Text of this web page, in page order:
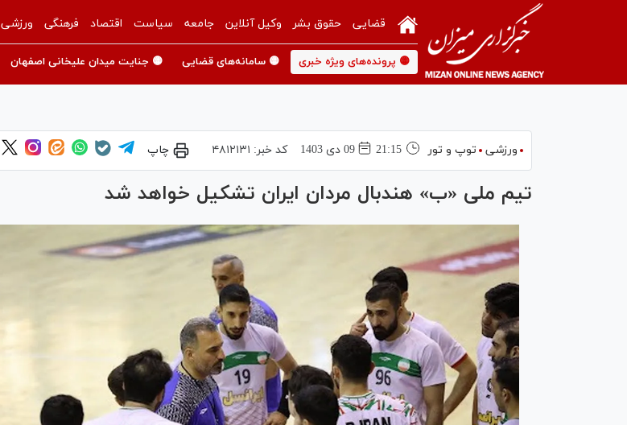
قضایی حقوق بشر وکیل آنلاین جامعه سیاست اقتصاد فرهنگی ورزشی
🟡 پرونده‌های ویژه خبری 🟡 سامانه‌های قضایی 🟡 جنایت میدان علیخانی اصفهان
ورزشی توپ و تور 21:15 09 دی 1403 کد خبر: ۴۸۱۲۱۳۱ چاپ
تیم ملی «ب» هندبال مردان ایران تشکیل خواهد شد